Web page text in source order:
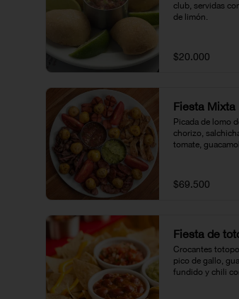
club, servidas
de limón.
$20.000
Fiesta Mixta
Picada de lomo
chorizo,
tomate,
$69.500
Fiesta de
Crocantes
pico de gallo,
fundido y chili